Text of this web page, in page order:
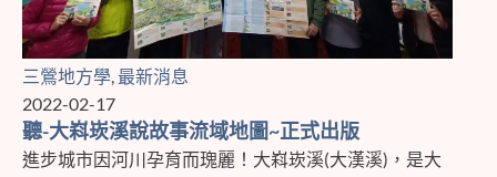
三鶯地方學 最新消息
2022-02-17
聽-大嵙崁溪說故事流域地圖~正式出版
進步城市因河川孕育而瑰麗！大嵙崁溪(大漢溪)，是大